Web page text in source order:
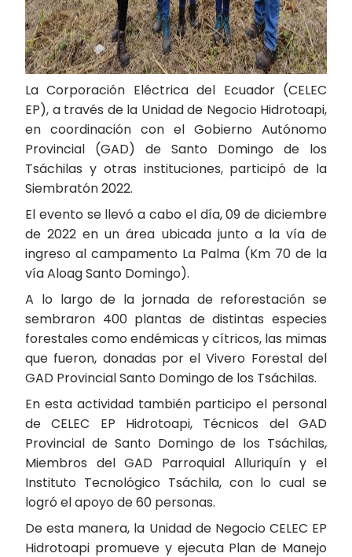
La Corporación Eléctrica del Ecuador (CELEC
EP), a través de la Unidad de Negocio Hidrotoapi,
en coordinación con el Gobierno Autónomo
Provincial (GAD) de Santo Domingo de los
Tsáchilas y otras instituciones, participó de la
Siembratón 2022.
El evento se llevó a cabo el día, 09 de diciembre
de 2022 en un área ubicada junto a la vía de
ingreso al campamento La Palma (Km 70 de la
vía Aloag Santo Domingo).
A lo largo de la jornada de reforestación se
sembraron 400 plantas de distintas especies
forestales como endémicas y cítricos, las mimas
que fueron, donadas por el Vivero Forestal del
GAD Provincial Santo Domingo de los Tsáchilas.
En esta actividad también participo el personal
de CELEC EP Hidrotoapi, Técnicos del GAD
Provincial de Santo Domingo de los Tsáchilas,
Miembros del GAD Parroquial Alluriquín y el
Instituto Tecnológico Tsáchila, con lo cual se
logró el apoyo de 60 personas.
De esta manera, la Unidad de Negocio CELEC EP
Hidrotoapi promueve y ejecuta Plan de Manejo